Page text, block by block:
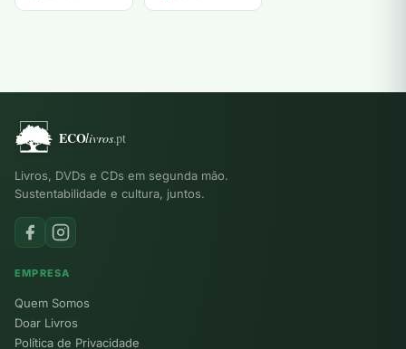
Livros, DVDs e CDs em segunda mão.
Sustentabilidade e cultura, juntos.
EMPRESA
Quem Somos
Doar Livros
Política de Privacidade